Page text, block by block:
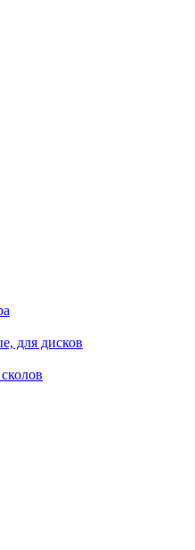
для дисков